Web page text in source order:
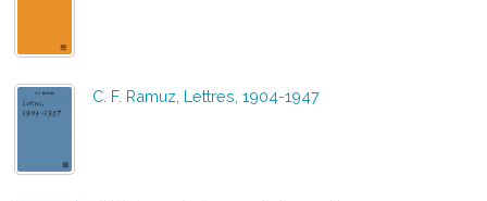
C. F. Ramuz, Lettres, 1904-1947